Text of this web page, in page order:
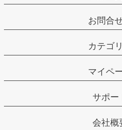
お問合
カテゴ
マイペ
サポー
会社概